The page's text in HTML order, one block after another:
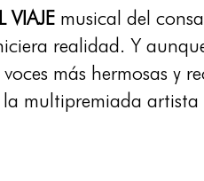
VIAJE musical del
realidad. Y
más hermosas y
la multipremiada